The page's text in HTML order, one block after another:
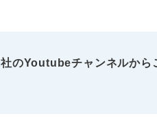
のYoutubeチャンネルから